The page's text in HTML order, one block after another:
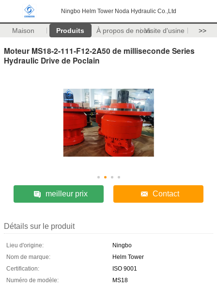
Ningbo Helm Tower Noda Hydraulic Co.,Ltd
Maison Produits À propos de nousVisite d'usine >>
Moteur MS18-2-111-F12-2A50 de milliseconde Series
Hydraulic Drive de Poclain
meilleur prix Contact
Détails sur le produit
Lieu d'origine:
Ningbo
Nom de marque:
Helm Tower
Certification:
ISO 9001
Numéro de modèle:
MS18